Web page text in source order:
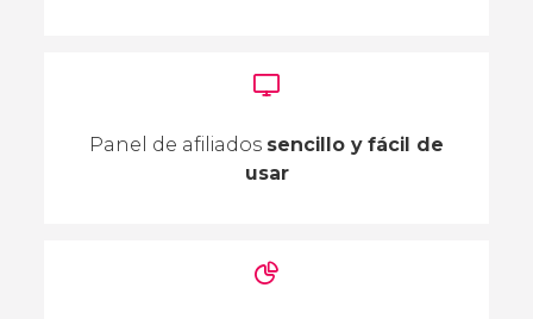
Panel de afiliados sencillo y fácil de
usar